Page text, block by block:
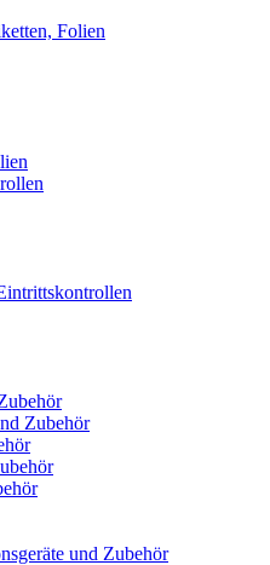
Folien
Zubehör
und Zubehör